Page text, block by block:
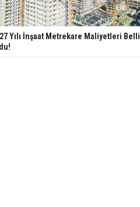
Yılı İnşaat Metrekare Maliyetleri Belli